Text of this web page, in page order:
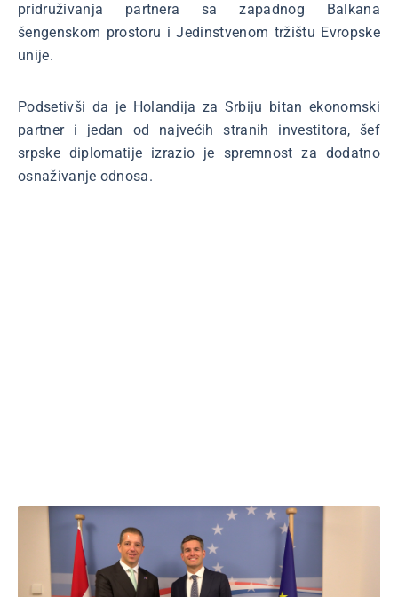
pridruživanja partnera sa zapadnog Balkana
šengenskom prostoru i Jedinstvenom tržištu Evropske
unije.
Podsetivši da je Holandija za Srbiju bitan ekonomski
partner i jedan od najvećih stranih investitora, šef
srpske diplomatije izrazio je spremnost za dodatno
osnaživanje odnosa.